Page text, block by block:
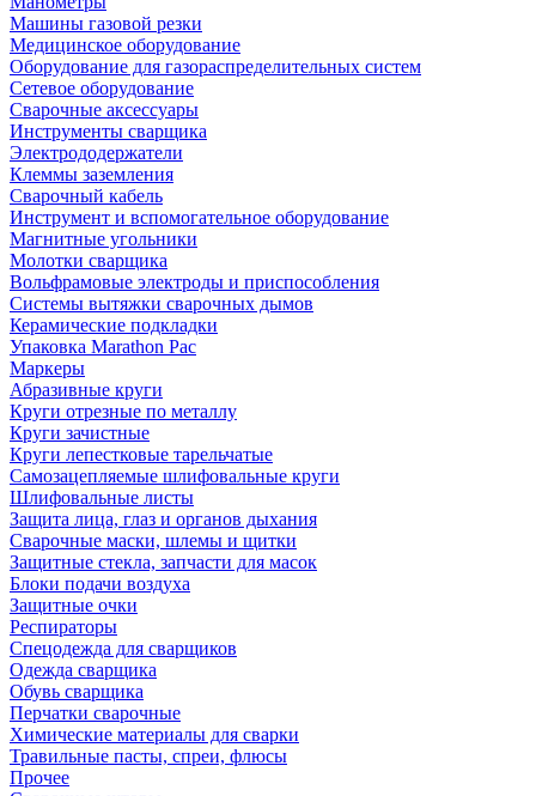
Машины газовой резки
Медицинское оборудование
Оборудование для газораспределительных систем
Сетевое оборудование
Сварочные аксессуары
Инструменты сварщика
Электрододержатели
Клеммы заземления
Сварочный кабель
Инструмент и вспомогательное оборудование
Магнитные угольники
Молотки сварщика
Вольфрамовые электроды и приспособления
Системы вытяжки сварочных дымов
Керамические подкладки
Упаковка Marathon Pac
Маркеры
Абразивные круги
Круги отрезные по металлу
Круги зачистные
Круги лепестковые тарельчатые
Самозацепляемые шлифовальные круги
Шлифовальные листы
Защита лица, глаз и органов дыхания
Сварочные маски, шлемы и щитки
Защитные стекла, запчасти для масок
Блоки подачи воздуха
Защитные очки
Респираторы
Спецодежда для сварщиков
Одежда сварщика
Обувь сварщика
Перчатки сварочные
Химические материалы для сварки
Травильные пасты, спреи, флюсы
Прочее